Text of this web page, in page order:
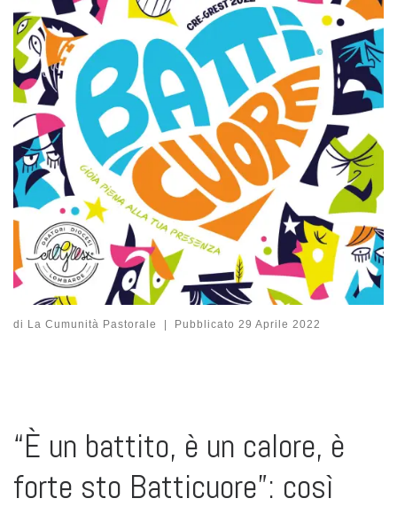
di La Cumunità Pastorale Pubblicato 29 Aprile 2022
“È un battito, è un calore, è
forte sto Batticuore”: così